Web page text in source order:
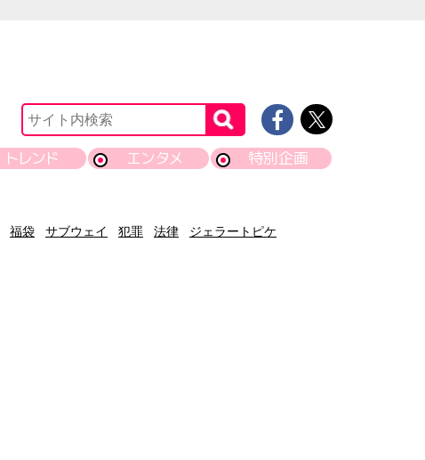
トレンド エンタメ 特別企画
福袋 サブウェイ 犯罪 法律
ジェラートピケ